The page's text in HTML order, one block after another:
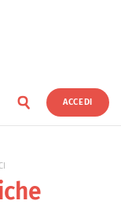
ACCEDI